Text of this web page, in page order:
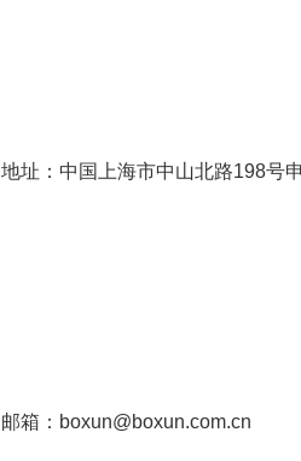
地址：中国上海市中山北路198号
邮箱：boxun@boxun.com.cn